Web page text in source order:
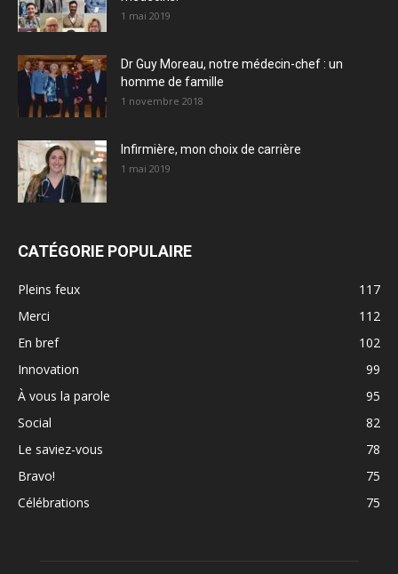
1 mai 2019
Dr Guy Moreau, notre médecin-chef : un
homme de famille
1 novembre 2018
Infirmière, mon choix de carrière
1 mai 2019
CATÉGORIE POPULAIRE
Pleins feux
117
Merci
112
En bref
102
Innovation
99
À vous la parole
95
Social
82
Le saviez-vous
78
Bravo!
75
Célébrations
75